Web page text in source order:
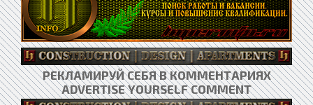
РЕКЛАМИРУЙ СЕБЯ В КОММЕНТАРИЯХ
ADVERTISE YOURSELF COMMENT